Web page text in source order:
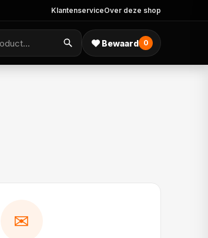
KlantenserviceOver deze shop
Bewaard 0
✉